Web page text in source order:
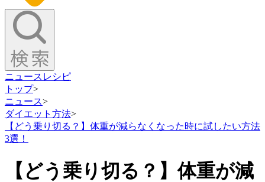
ニュース レシピ
トップ>
ニュース>
ダイエット方法>
【どう乗り切る？】体重が減らなくなった時に試したい方法
3選！
【どう乗り切る？】体重が減